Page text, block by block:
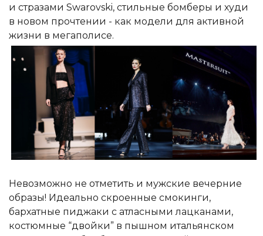
и стразами Swarovski, стильные бомберы и худи
в новом прочтении - как модели для активной
жизни в мегаполисе.
Невозможно не отметить и мужские вечерние
образы! Идеально скроенные смокинги,
бархатные пиджаки с атласными лацканами,
костюмные “двойки” в пышном итальянском